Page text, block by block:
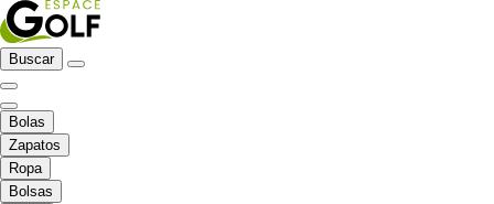
Buscar
Bolas
Zapatos
Ropa
Bolsas